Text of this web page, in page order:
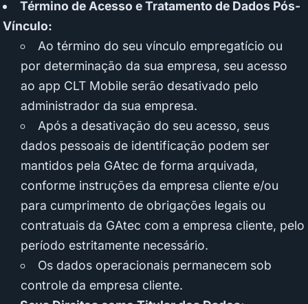
Término de Acesso e Tratamento de Dados Pós-
Vínculo:
Ao término do seu vínculo empregatício ou
por determinação da sua empresa, seu acesso
ao app CLT Mobile serão desativado pelo
administrador da sua empresa.
Após a desativação do seu acesso, seus
dados pessoais de identificação podem ser
mantidos pela GAtec de forma arquivada,
conforme instruções da empresa cliente e/ou
para cumprimento de obrigações legais ou
contratuais da GAtec com a empresa cliente, pelo
período estritamente necessário.
Os dados operacionais permanecem sob
controle da empresa cliente.